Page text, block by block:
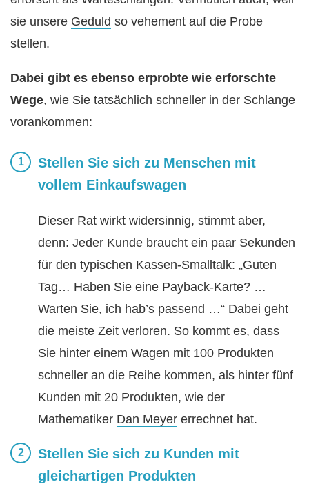
sie unsere Geduld so vehement auf die Probe
stellen.
Dabei gibt es ebenso erprobte wie erforschte
Wege, wie Sie tatsächlich schneller in der Schlange
vorankommen:
Stellen Sie sich zu Menschen mit
vollem Einkaufswagen
Dieser Rat wirkt widersinnig, stimmt aber,
denn: Jeder Kunde braucht ein paar Sekunden
für den typischen Kassen-Smalltalk: „Guten
Tag… Haben Sie eine Payback-Karte? …
Warten Sie, ich hab’s passend …“ Dabei geht
die meiste Zeit verloren. So kommt es, dass
Sie hinter einem Wagen mit 100 Produkten
schneller an die Reihe kommen, als hinter fünf
Kunden mit 20 Produkten, wie der
Mathematiker Dan Meyer errechnet hat.
Stellen Sie sich zu Kunden mit
gleichartigen Produkten